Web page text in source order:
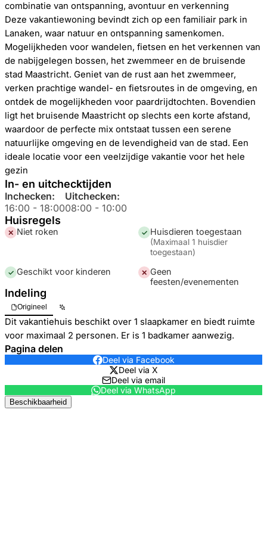
combinatie van ontspanning, avontuur en verkenning
Deze vakantiewoning bevindt zich op een familiair park in
Lanaken, waar natuur en ontspanning samenkomen.
Mogelijkheden voor wandelen, fietsen en het verkennen van
de nabijgelegen bossen, het zwemmeer en de bruisende
stad Maastricht. Geniet van de rust aan het zwemmeer,
verken prachtige wandel- en fietsroutes in de omgeving, en
ontdek de mogelijkheden voor paardrijdtochten. Bovendien
ligt het bruisende Maastricht op slechts een korte afstand,
waardoor de perfecte mix ontstaat tussen een serene
natuurlijke omgeving en de levendigheid van de stad. Een
ideale locatie voor een veelzijdige vakantie voor het hele
gezin
In- en uitchecktijden
Inchecken:
16:00 - 18:00
Uitchecken:
08:00 - 10:00
Huisregels
✕ Niet roken ✓ Huisdieren toegestaan
(Maximaal 1 huisdier
toegestaan)
✓ Geschikt voor kinderen ✕ Geen
feesten/evenementen
Indeling
Origineel
Dit vakantiehuis beschikt over 1 slaapkamer en biedt ruimte
voor maximaal 2 personen. Er is 1 badkamer aanwezig.
Pagina delen
Deel via Facebook
Deel via X
Deel via email
Deel via WhatsApp
Beschikbaarheid